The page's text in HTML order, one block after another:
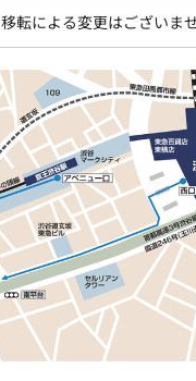
移転による変更はございま